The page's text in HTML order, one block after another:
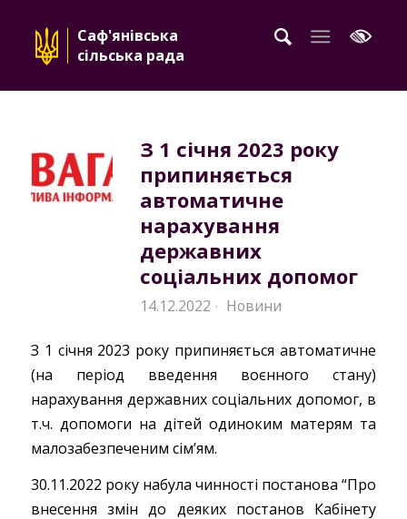
Саф'янівська
сільська рада
З 1 січня 2023 року
припиняється
автоматичне
нарахування
державних
соціальних допомог
14.12.2022 · Новини
З 1 січня 2023 року припиняється автоматичне
(на період введення воєнного стану)
нарахування державних соціальних допомог, в
т.ч. допомоги на дітей одиноким матерям та
малозабезпеченим сім’ям.
30.11.2022 року набула чинності постанова “Про
внесення змін до деяких постанов Кабінету